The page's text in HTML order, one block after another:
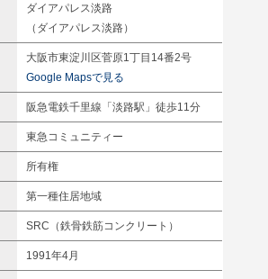
ダイアパレス淡路
（ダイアパレス淡路）
大阪市東淀川区菅原1丁目14番2号
Google Mapsで見る
阪急電鉄千里線「淡路駅」徒歩11分
東急コミュニティー
所有権
第一種住居地域
SRC（鉄骨鉄筋コンクリート）
1991年4月